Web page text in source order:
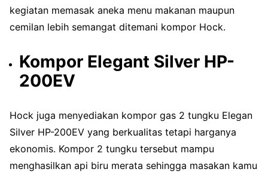
kegiatan memasak aneka menu makanan maupun
cemilan lebih semangat ditemani kompor Hock.
Kompor Elegant Silver HP-
200EV
Hock juga menyediakan kompor gas 2 tungku Elegan
Silver HP-200EV yang berkualitas tetapi harganya
ekonomis. Kompor 2 tungku tersebut mampu
menghasilkan api biru merata sehingga masakan kamu